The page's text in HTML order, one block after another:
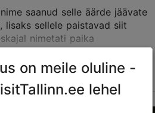
saanud selle äärde jäävate
lisaks sellele paistavad siit
nimetati paika
praeguse Gustav...
lähemalt
on meile oluline -
lehel